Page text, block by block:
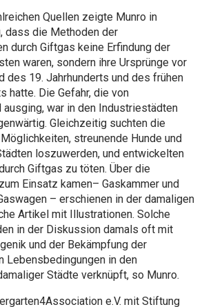
Quellen zeigte Munro in
dass die Methoden der
durch Giftgas keine Erfindung der
waren, sondern ihre Ursprünge vor
des 19. Jahrhunderts und des frühen
hatte. Die Gefahr, die von
ausging, war in den Industriestädten
Gleichzeitig suchten die
streunende Hunde und
loszuwerden, und entwickelten
Giftgas zu töten. Über die
Einsatz kamen– Gaskammer und
– erschienen in der damaligen
Artikel mit Illustrationen. Solche
in der Diskussion damals oft mit
und der Bekämpfung der
Lebensbedingungen in den
Städte verknüpft, so Munro.
e.V. mit Stiftung